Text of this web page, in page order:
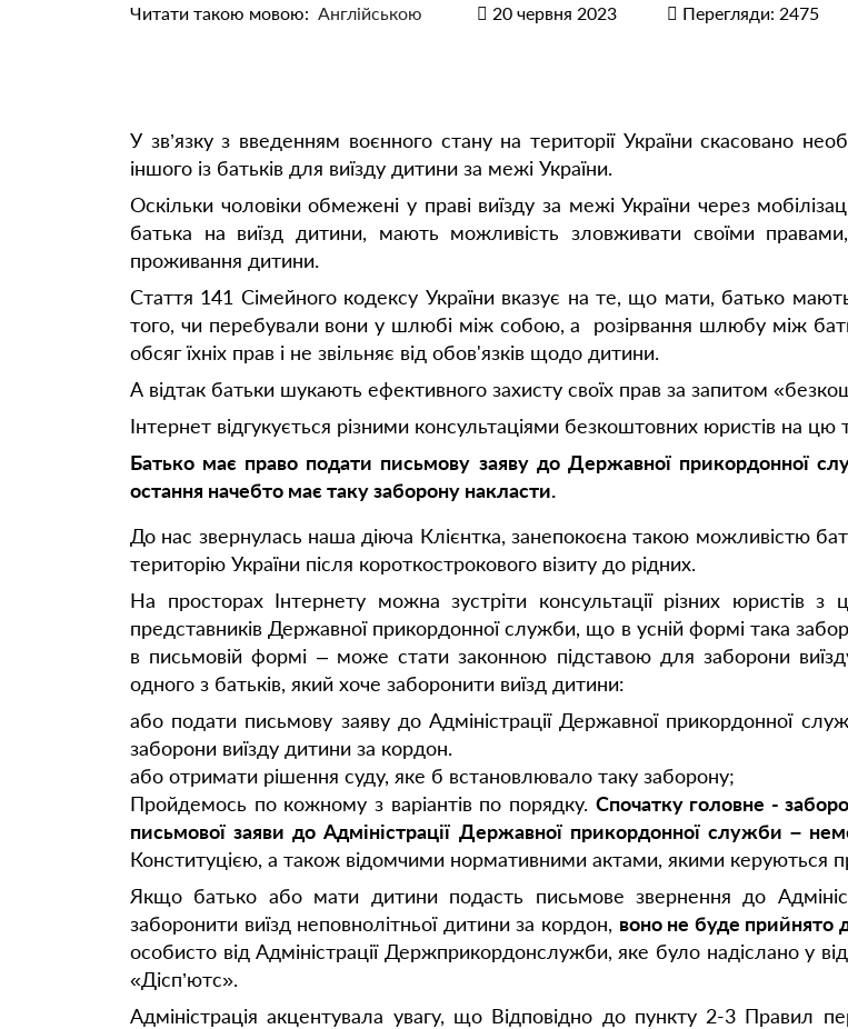
Читати такою мовою: Англійською 20 червня 2023 Перегляди: 2475
У зв’язку з введенням воєнного стану на території України скасовано
іншого із батьків для виїзду дитини за межі України.
Оскільки чоловіки обмежені у праві виїзду за межі України через
батька на виїзд дитини, мають можливість зловживати своїми
проживання дитини.
Стаття 141 Сімейного кодексу України вказує на те, що мати, батько
того, чи перебували вони у шлюбі між собою, а розірвання шлюбу між
обсяг їхніх прав і не звільняє від обов'язків щодо дитини.
А відтак батьки шукають ефективного захисту своїх прав за запитом
Інтернет відгукується різними консультаціями безкоштовних юристів на цю
Батько має право подати письмову заяву до Державної прикордонної
остання начебто має таку заборону накласти.
До нас звернулась наша діюча Клієнтка, занепокоєна такою можливістю
територію України після короткострокового візиту до рідних.
На просторах Інтернету можна зустріти консультації різних юристів
представників Державної прикордонної служби, що в усній формі така
в письмовій формі – може стати законною підставою для заборони
одного з батьків, який хоче заборонити виїзд дитини:
або подати письмову заяву до Адміністрації Державної прикордонної
заборони виїзду дитини за кордон.
або отримати рішення суду, яке б встановлювало таку заборону;
Пройдемось по кожному з варіантів по порядку. Спочатку головне -
письмової заяви до Адміністрації Державної прикордонної служби –
Конституцією, а також відомчими нормативними актами, якими керуються
Якщо батько або мати дитини подасть письмове звернення до
заборонити виїзд неповнолітньої дитини за кордон, воно не буде прийнято
особисто від Адміністрації Держприкордонслужби, яке було надіслано у
«Дісп’ютс».
Адміністрація акцентувала увагу, що Відповідно до пункту 2-3 Правил